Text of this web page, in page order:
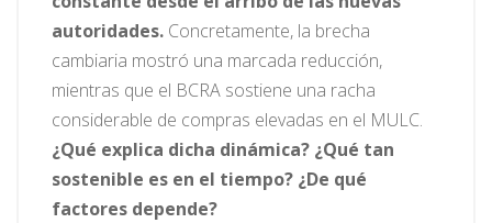
autoridades. Concretamente, la brecha
cambiaria mostró una marcada reducción,
mientras que el BCRA sostiene una racha
considerable de compras elevadas en el MULC.
¿Qué explica dicha dinámica? ¿Qué tan
sostenible es en el tiempo? ¿De qué
factores depende?